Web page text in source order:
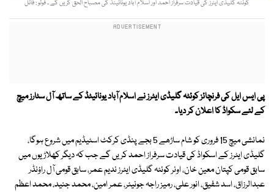
کوئٹہ گلیڈی ایٹرز کی قیادت سرفراز احمد اور اسلام آباد یونائیٹڈ کی مصباح الحق کریں گے ۔ فوٹو : فائل
پی ایس ایل کی فرنچائز کوئٹہ گلیڈی ایٹرز نے اسلام آباد یونائیٹڈ کے ساتھ آل سٹارز میچ
کے لئے سکواڈ کا اعلان کر دیا۔
نمائشی میچ 15 فروری کو شام ساڑھے 5 بجے پنڈی کرکٹ اسٹیڈیم میں شروع ہوگا،
گلیڈی ایٹرز کے اسکواڈ کی قیادت سرفراز احمد کریں گے جب کہ دیگر کھلاڑیوں میں
سابق قومی کپتان معین خان، اونر کوئٹہ گلیڈی ایٹرز ندیم عمر، سابق قومی آل راؤنڈر
عبدالرزاق، اسد شفیق، انور علی، رمیز راجہ جونیئر، عمر امین، محمد جنید، محمد اعظم